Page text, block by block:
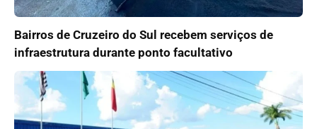
Bairros de Cruzeiro do Sul recebem serviços de
infraestrutura durante ponto facultativo